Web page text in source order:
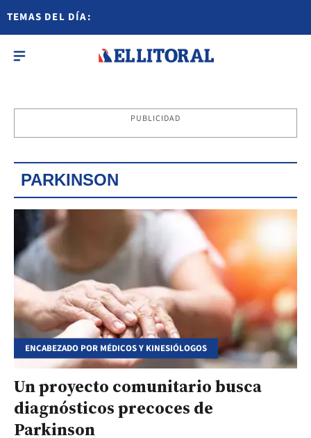
TEMAS DEL DÍA:
PUBLICIDAD
PARKINSON
ENCABEZADO POR MÉDICOS Y KINESIÓLOGOS
Un proyecto comunitario busca
diagnósticos precoces de
Parkinson